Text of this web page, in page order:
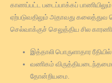
காணப்பட்ட படைப்பாக்கப்
ஏற்படுவதிலும் அதாவது கலைத்துவ
செல்வாக்குச் செலுத்திய சில
இத்தாலி பொருளாதார
வணிகம்
தோன்றியமை.